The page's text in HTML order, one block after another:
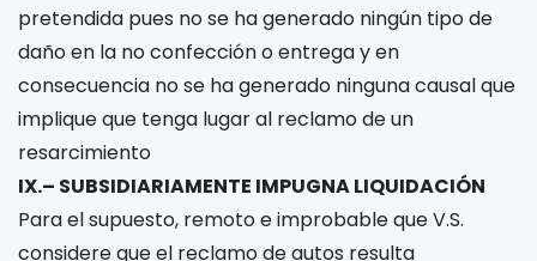
pretendida pues no se ha generado ningún tipo de
daño en la no confección o entrega y en
consecuencia no se ha generado ninguna causal que
implique que tenga lugar al reclamo de un
resarcimiento
IX.– SUBSIDIARIAMENTE IMPUGNA LIQUIDACIÓN
Para el supuesto, remoto e improbable que V.S.
considere que el reclamo de autos resulta